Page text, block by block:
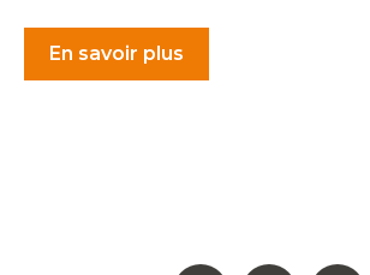
En savoir plus